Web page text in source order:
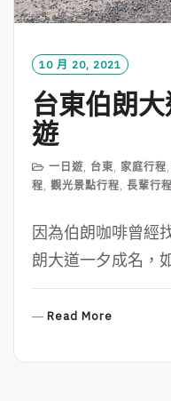
10 月 20, 2021
台東伯朗
遊
一日遊, 台東, 家庭行程,
程, 觀光景點行程, 長輩行程
因為伯朗咖啡曾經
朗大道一夕成名，
Read More